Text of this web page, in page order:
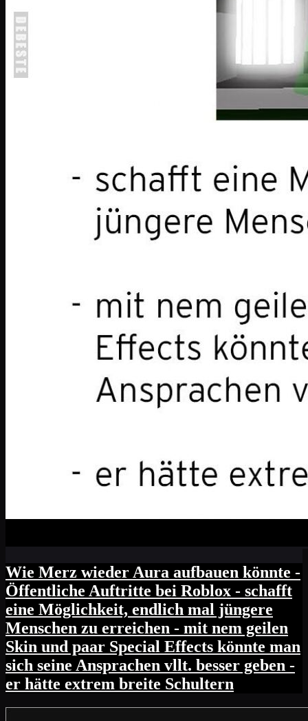
Wie Merz wieder Aura aufbauen könnte -
Öffentliche Auftritte bei Roblox - schafft
eine Möglichkeit, endlich mal jüngere
Menschen zu erreichen - mit nem geilen
Skin und paar Special Effects könnte man
sich seine Ansprachen vllt. besser geben -
er hätte extrem breite Schultern